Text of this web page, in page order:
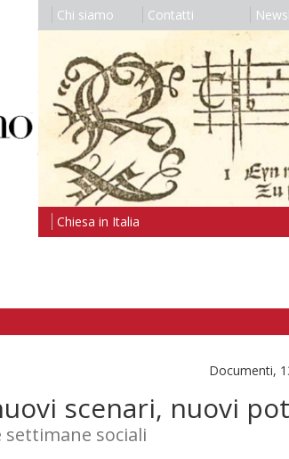
Chi siamo Contatti
Chiesa in Italia
Documenti,
scenari, nuovi
sociali